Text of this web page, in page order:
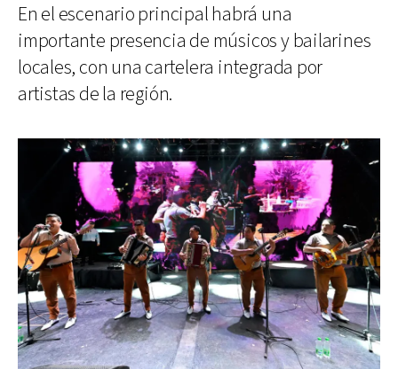
En el escenario principal habrá una
importante presencia de músicos y bailarines
locales, con una cartelera integrada por
artistas de la región.